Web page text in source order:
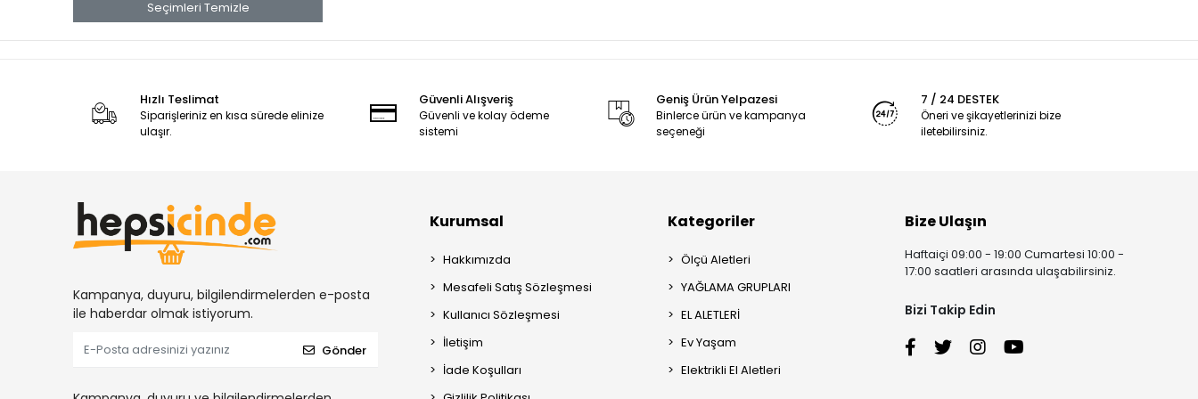
El Aletleri
Pançlar ve Adaptörler
Dekupaj Bıçakları
Streçler
Servis ve Taşıma Arabaları &
Masaları
Rulmanlar
Kapı Hidroliği
Vantuzlar
Genel Hırdavat
Seçimleri Temizle
Hızlı Teslimat
Siparişleriniz en kısa sürede elinize
ulaşır.
Güvenli Alışveriş
Güvenli ve kolay ödeme
sistemi
Geniş Ürün Yelpazesi
Binlerce ürün ve kampanya
seçeneği
7 / 24 DESTEK
Öneri ve şikayetlerinizi bize
iletebilirsiniz.
Kampanya, duyuru, bilgilendirmelerden e-posta
ile haberdar olmak istiyorum.
Gönder
Kurumsal
Hakkımızda
Mesafeli Satış Sözleşmesi
Kullanıcı Sözleşmesi
İletişim
İade Koşulları
Kategoriler
Ölçü Aletleri
YAĞLAMA GRUPLARI
EL ALETLERİ
Ev Yaşam
Elektrikli El Aletleri
Bize Ulaşın
Haftaiçi 09:00 - 19:00 Cumartesi 10:00 -
17:00 saatleri arasında ulaşabilirsiniz.
Bizi Takip Edin